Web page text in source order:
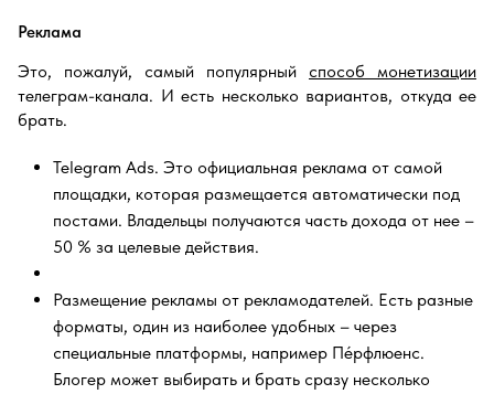
Реклама
Это, пожалуй, самый популярный способ монетизации
телеграм-канала. И есть несколько вариантов, откуда ее
брать.
Telegram Ads. Это официальная реклама от самой
площадки, которая размещается автоматически под
постами. Владельцы получаются часть дохода от нее –
50 % за целевые действия.
Размещение рекламы от рекламодателей. Есть разные
форматы, один из наиболее удобных – через
специальные платформы, например Пéрфлюенс.
Блогер может выбирать и брать сразу несколько